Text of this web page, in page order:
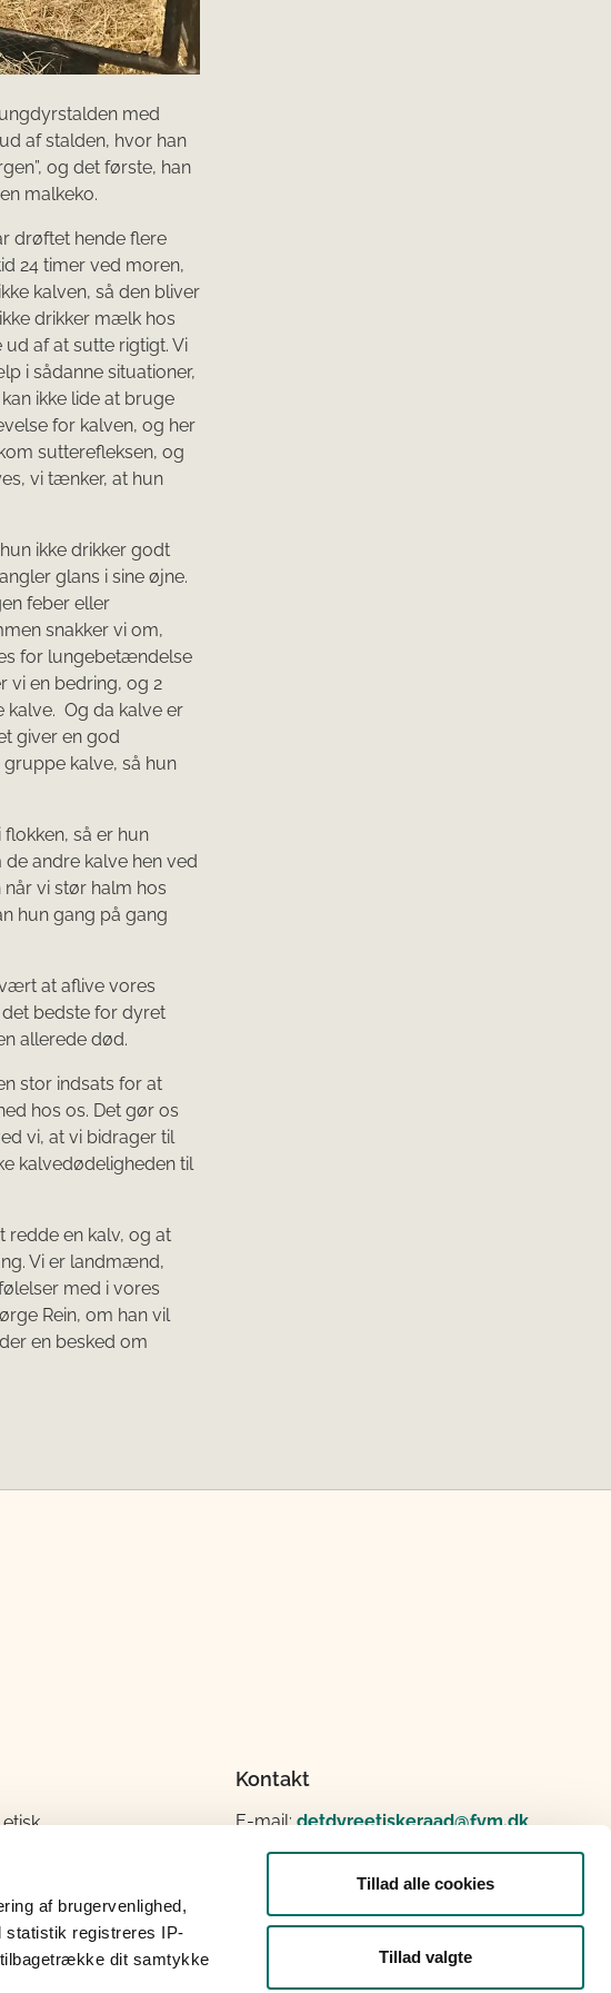
af brugervenlighed,
statistik registreres IP-
dit samtykke
Tillad alle cookies
Tillad valgte
med
af stalden, hvor han
og det første, han
malkeko.
drøftet hende flere
24 timer ved moren,
kalven, så den bliver
drikker mælk hos
af at sutte rigtigt. Vi
i sådanne situationer,
ikke lide at bruge
for kalven, og her
sutterefleksen, og
vi tænker, at hun
ikke drikker godt
glans i sine øjne.
feber eller
snakker vi om,
for lungebetændelse
vi en bedring, og 2
kalve. Og da kalve er
giver en god
kalve, så hun
så er hun
andre kalve hen ved
vi stør halm hos
hun gang på gang
at aflive vores
bedste for dyret
allerede død.
stor indsats for at
hos os. Det gør os
vi, at vi bidrager til
kalvedødeligheden til
redde en kalv, og at
Vi er landmænd,
med i vores
Rein, om han vil
en besked om
sig
Kontakt
E-mail:detdyreetiskeraad@fvm.dk